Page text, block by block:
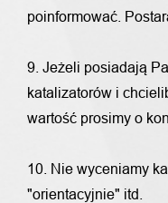
poinformować.
9. Jeżeli posiadają
katalizatorów i
wartość prosimy o
10. Nie wyceniamy
"orientacyjnie" itd.